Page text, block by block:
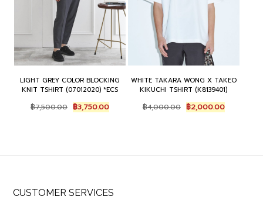
LIGHT GREY COLOR BLOCKING
KNIT TSHIRT (07012020) *ECS
฿7,500.00 Original
price
฿3,750.00Current
price
WHITE TAKARA WONG X TAKEO
KIKUCHI TSHIRT (K8139401)
฿4,000.00 Original
price
฿2,000.00Current
price
CUSTOMER SERVICES